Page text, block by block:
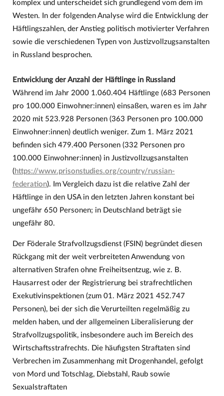
komplex und unterscheidet sich grundlegend vom dem im
Westen. In der folgenden Analyse wird die Entwicklung der
Häftlingszahlen, der Anstieg politisch motivierter Verfahren
sowie die verschiedenen Typen von Justizvollzugsanstalten
in Russland besprochen.
Entwicklung der Anzahl der Häftlinge in Russland
Während im Jahr 2000 1.060.404 Häftlinge (683 Personen
pro 100.000 Einwohner:innen) einsaßen, waren es im Jahr
2020 mit 523.928 Personen (363 Personen pro 100.000
Einwohner:innen) deutlich weniger. Zum 1. März 2021
befinden sich 479.400 Personen (332 Personen pro
100.000 Einwohner:innen) in Justizvollzugsanstalten
(https://www.prisonstudies.org/country/russian-
federation). Im Vergleich dazu ist die relative Zahl der
Häftlinge in den USA in den letzten Jahren konstant bei
ungefähr 650 Personen; in Deutschland beträgt sie
ungefähr 80.
Der Föderale Strafvollzugsdienst (FSIN) begründet diesen
Rückgang mit der weit verbreiteten Anwendung von
alternativen Strafen ohne Freiheitsentzug, wie z. B.
Hausarrest oder der Registrierung bei strafrechtlichen
Exekutivinspektionen (zum 01. März 2021 452.747
Personen), bei der sich die Verurteilten regelmäßig zu
melden haben, und der allgemeinen Liberalisierung der
Strafvollzugspolitik, insbesondere auch im Bereich des
Wirtschaftsstrafrechts. Die häufigsten Straftaten sind
Verbrechen im Zusammenhang mit Drogenhandel, gefolgt
von Mord und Totschlag, Diebstahl, Raub sowie
Sexualstraftaten